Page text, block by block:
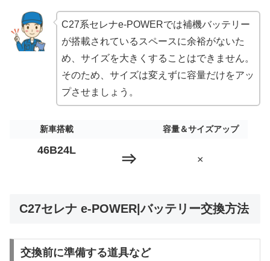
C27系セレナe-POWERでは補機バッテリー
が搭載されているスペースに余裕がないた
め、サイズを大きくすることはできません。
そのため、サイズは変えずに容量だけをアッ
プさせましょう。
新車搭載 容量＆サイズアップ
46B24L ⇒ ×
C27セレナ e-POWER|バッテリー交換方法
交換前に準備する道具など